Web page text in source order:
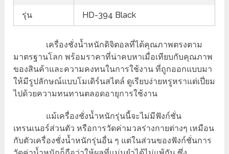
รุ่น HD-394 Black
เครื่องชั่งน้ำหนักดิจิตอลที่ได้คุณภาพตรงตาม
มาตรฐานโลก พร้อมราคาที่น่าคบหาเมื่อเทียบกับคุณภาพ
ของสินค้าและความคงทนในการใช้งาน ที่ถูกออกแบบมา
ให้มีรูปลักษณ์แบบโมเดิร์นสไตล์ ดูเรียบง่ายหรูหราแต่เปี่ยม
ไปด้วยความทนทานตลอดอายุการใช้งาน
แม้เครื่องชั่งน้ำหนักรุ่นนี้จะไม่มีฟังก์ชั่น
เทรนเนอร์ส่วนตัว หรือการวัดค่ามวลร่างกายต่างๆ เหมือน
กับตัวเครื่องชั่งน้ำหนักรุ่นอื่น ๆ แต่ในส่วนของฟังก์ชั่นการ